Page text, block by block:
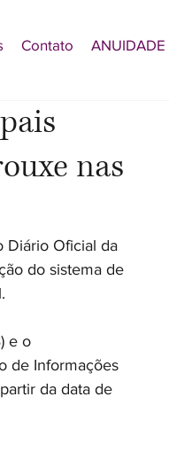
Contato ANUIDADE
nas
Diário Oficial da
do sistema de
e o
de Informações
da data de